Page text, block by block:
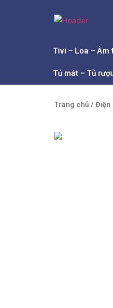
Tivi – Loa – Âm
Tủ mát – Tủ
Trang chủ / Điện